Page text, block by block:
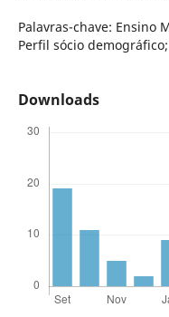
Palavras-chave: Ensino
Perfil sócio
Downloads